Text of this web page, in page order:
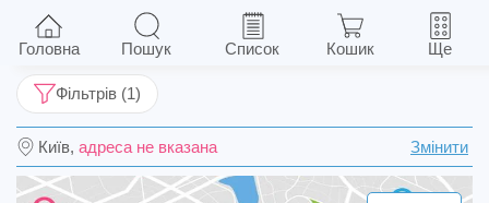
Нейродар розчин для ін. 1000 мг/4 мл амп. 4
мл №5
Київ, адреса не вказана Змінити
Фільтрів (1)
Головна Пошук Список Кошик Ще